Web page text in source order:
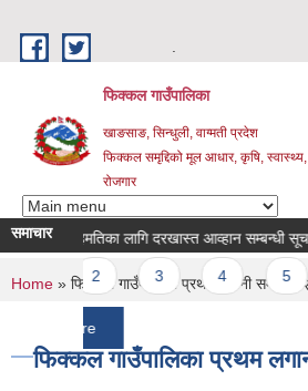
फिक्कल गाउँपालिका
खाङसाङ, सिन्धुली, वाग्मती प्रदेश
फिक्कल समृद्दिको मूल आधार, कृषि, स्वास्थ्य,
रोजगार
समाचार
सहमतिका लागि दरखास्त आव्हान सम्बन्धी सूचना ।
3 4 5 6
You are here
Home » फिक्कल गाउँपालिका प्रथम लगानी सम्मेलन
फिक्कल गाउँपालिका प्रथम